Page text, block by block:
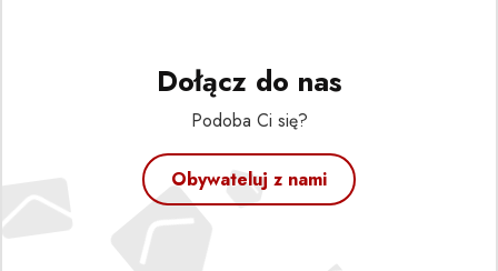
Dołącz do nas
Podoba Ci się?
Obywateluj z nami